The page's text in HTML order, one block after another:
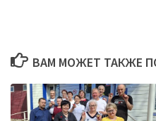
ВАМ МОЖЕТ ТАКЖЕ